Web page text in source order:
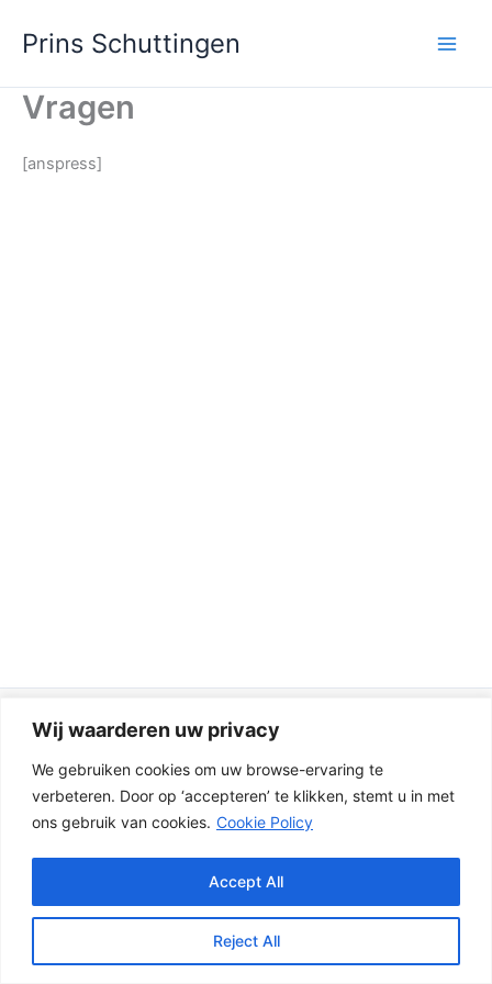
Wij waarderen uw privacy
We gebruiken cookies om uw browse-ervaring te
verbeteren. Door op ‘accepteren’ te klikken, stemt u in met
ons gebruik van cookies. Cookie Policy
Reject All
Accept All
naar
inhoud
Prins Schuttingen
Vragen
[anspress]
Postadres: Verdunplein 17 | Box A3608 | 5627SZ | Eindhoven
De nieuwe showtuin is binnenkort klaar. Neem contact op voor
een bezoek.